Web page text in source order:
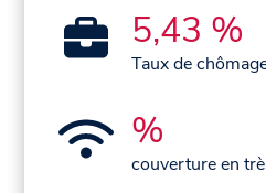
5,43 %
Taux de
%
couverture en